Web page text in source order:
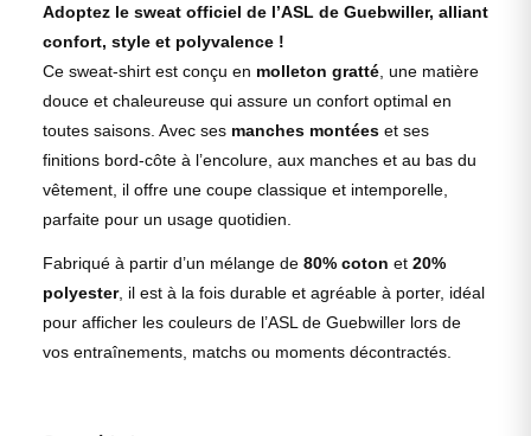
Adoptez le sweat officiel de l’ASL de Guebwiller, alliant
confort, style et polyvalence !
Ce sweat-shirt est conçu en molleton gratté , une matière
douce et chaleureuse qui assure un confort optimal en
toutes saisons. Avec ses manches montées et ses
finitions bord-côte à l’encolure, aux manches et au bas du
vêtement, il offre une coupe classique et intemporelle,
parfaite pour un usage quotidien.
Fabriqué à partir d’un mélange de 80% coton et 20%
polyester, il est à la fois durable et agréable à porter, idéal
pour afficher les couleurs de l’ASL de Guebwiller lors de
vos entraînements, matchs ou moments décontractés.